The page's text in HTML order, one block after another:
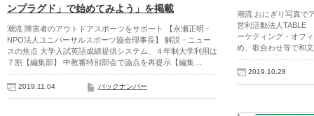
ンプラグド」で始めてみよう」を掲載
潮流 障害者のアウトドアスポーツをサポート 【永瀬正明・
NPO法人ユニバーサルスポーツ協会理事長】 解説・ニュー
スの焦点 大学入試英語成績提供システム、４年制大学利用は
７割【編集部】 中教審特別部会で論点を再提示【編集…
2019.11.04 バックナンバー
潮流 おにぎり写真で
営利活動法人
ーケティング・オフ
め、歌合わせ等で和
2019.10.28